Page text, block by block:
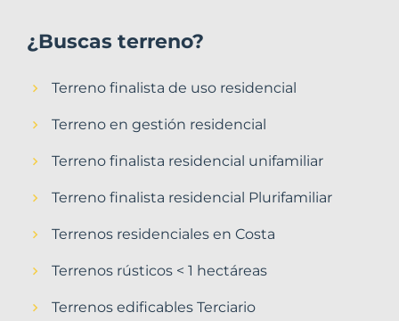
¿Buscas terreno?
Terreno finalista de uso residencial
Terreno en gestión residencial
Terreno finalista residencial unifamiliar
Terreno finalista residencial Plurifamiliar
Terrenos residenciales en Costa
Terrenos rústicos < 1 hectáreas
Terrenos edificables Terciario